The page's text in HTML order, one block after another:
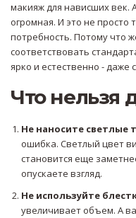
макияж для нависших век.
огромная. И это не просто
потребность. Потому что
соответствовать
ярко и естественно - даже
Что нельзя
Не наносите светлые
ошибка. Светлый цвет
становится еще
опускаете взгляд.
Не используйте
увеличивает объем. А